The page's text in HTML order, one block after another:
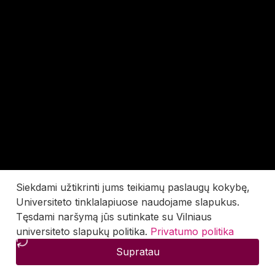
Siekdami užtikrinti jums teikiamų paslaugų kokybę,
Universiteto tinklalapiuose naudojame slapukus.
Tęsdami naršymą jūs sutinkate su Vilniaus
universiteto slapukų politika. Privatumo politika
Supratau